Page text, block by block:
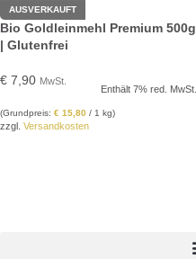
AUSVERKAUFT
Bio Goldleinmehl Premium 500g
| Glutenfrei
€ 7,90 MwSt.
Enthält 7% red. MwSt.
(Grundpreis: € 15,80 / 1 kg)
zzgl. Versandkosten